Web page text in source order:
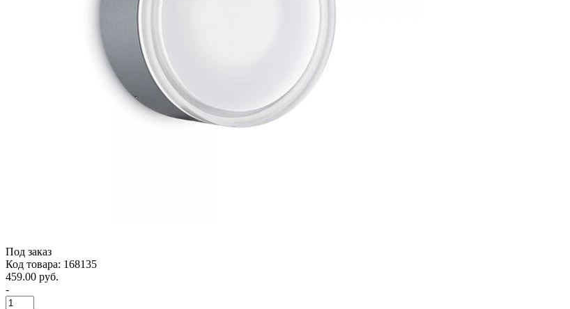
Под заказ
Код товара: 168135
459.00 руб.
-